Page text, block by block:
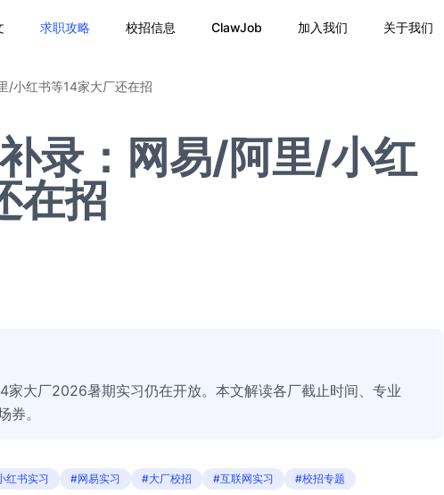
求职攻略 校招信息 ClawJob 加入我们 关于我们
/小红书等14家大厂还在招
录：网易/阿里/小红
在招
家大厂2026暑期实习仍在开放。本文解读各厂截止时间、专业
券。
红书实习 #网易实习 #大厂校招 #互联网实习 #校招专题